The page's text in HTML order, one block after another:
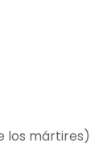
los mártires)